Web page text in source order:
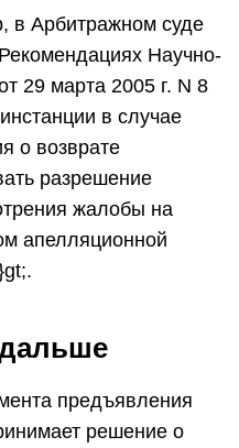
в Арбитражном суде
Научно-
29 марта 2005 г. N 8
в случае
о возврате
разрешение
жалобы на
апелляционной
предъявления
решение о